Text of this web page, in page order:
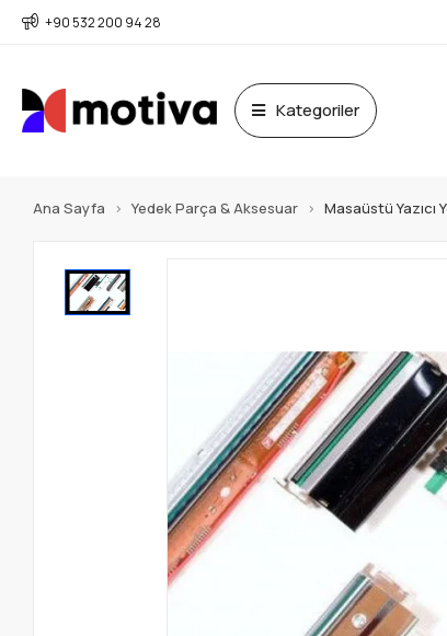
+90 532 200 94 28
Kategoriler
Ana Sayfa Yedek Parça & Aksesuar Masaüstü Yazıcı